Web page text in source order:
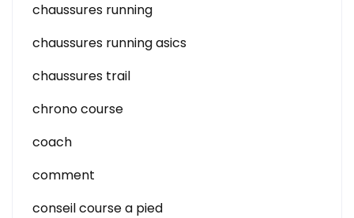
chaussures running
chaussures running asics
chaussures trail
chrono course
coach
comment
conseil course a pied